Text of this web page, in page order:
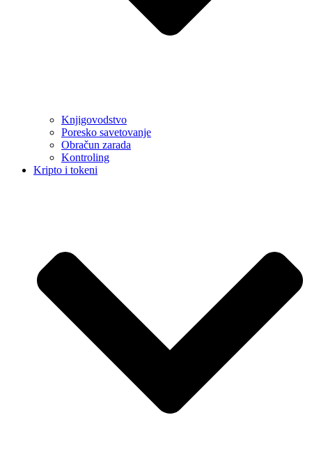
Knjigovodstvo
Poresko savetovanje
Obračun zarada
Kontroling
Kripto i tokeni